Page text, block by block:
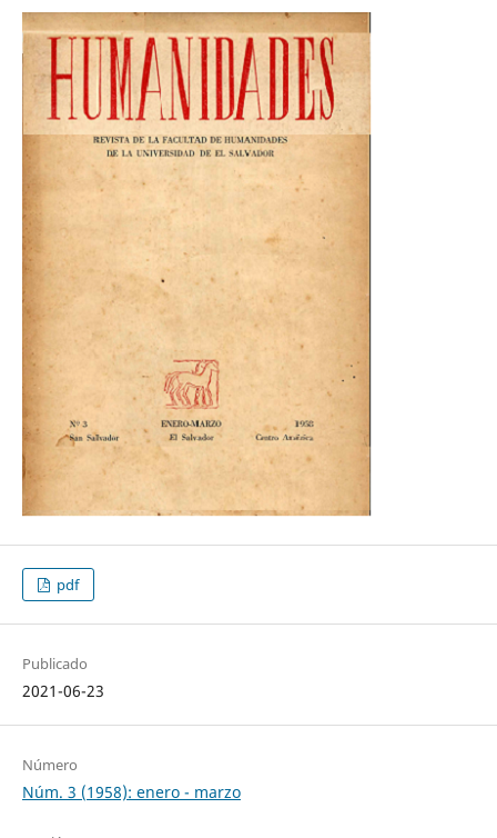
pdf
Publicado
2021-06-23
Número
Núm. 3 (1958): enero - marzo